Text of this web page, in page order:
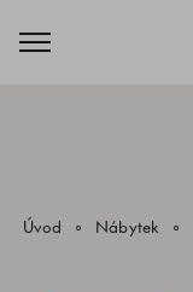
Úvod Nábytek